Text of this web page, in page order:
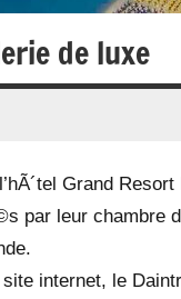
de luxe
Grand
par leur chambre
internet, le